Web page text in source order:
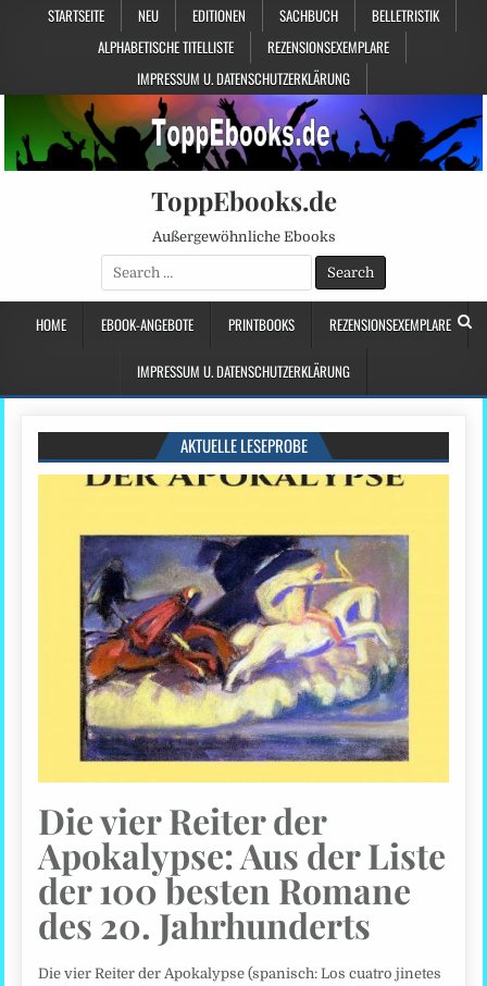
STARTSEITE NEU EDITIONEN SACHBUCH
BELLETRISTIK
ALPHABETISCHE TITELLISTE
REZENSIONSEXEMPLARE
IMPRESSUM U. DATENSCHUTZERKLÄRUNG
ToppEbooks.de
Außergewöhnliche Ebooks
Search
for:
HOME EBOOK-ANGEBOTE PRINTBOOKS REZENSIONSEXEMPLARE
IMPRESSUM U. DATENSCHUTZERKLÄRUNG
AKTUELLE LESEPROBE
Die vier Reiter der
Apokalypse: Aus der Liste
der 100 besten Romane
des 20. Jahrhunderts
Die vier Reiter der Apokalypse (spanisch: Los cuatro jinetes